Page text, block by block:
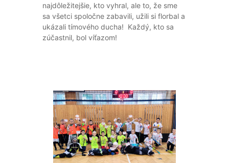
najdôležitejšie, kto vyhral, ale to, že sme
sa všetci spoločne zabavili, užili si florbal a
ukázali tímového ducha! Každý, kto sa
zúčastnil, bol víťazom!